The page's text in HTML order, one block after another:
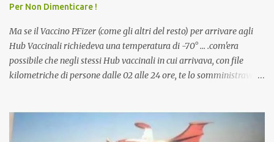
che abbiamo elencato sopra...
Per Non Dimenticare !
Ma se il Vaccino PFizer (come gli altri del resto) per arrivare agli
Hub Vaccinali richiedeva una temperatura di -70° ... .com'era
possibile che negli stessi Hub vaccinali in cui arrivava, con file
kilometriche di persone dalle 02 alle 24 ore, te lo somministravano
Vaccino come: l' Amaro del Capo, era "spettacolare Ghiacciato, ma
andava bene anche, a Temperatura Ambiente"! Riproponiamo